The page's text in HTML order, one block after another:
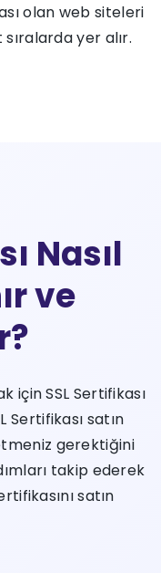
olan web siteleri
yer alır.
Nasıl
ve
için SSL Sertifikası
Sertifikası satın
gerektiğini
takip ederek
satın